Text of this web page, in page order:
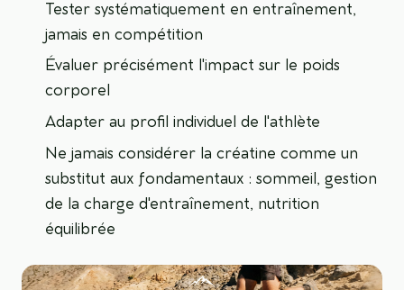
Tester systématiquement en entraînement,
jamais en compétition
Évaluer précisément l'impact sur le poids
corporel
Adapter au profil individuel de l'athlète
Ne jamais considérer la créatine comme un
substitut aux fondamentaux : sommeil, gestion
de la charge d'entraînement, nutrition
équilibrée